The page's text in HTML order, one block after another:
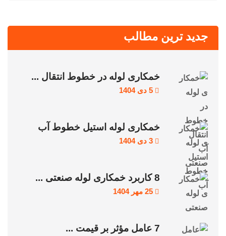
جدید ترین مطالب
خمکاری لوله در خطوط انتقال ...
5 دی 1404
خمکاری لوله استیل خطوط آب
3 دی 1404
8 کاربرد خمکاری لوله صنعتی ...
25 مهر 1404
7 عامل مؤثر بر قیمت ...